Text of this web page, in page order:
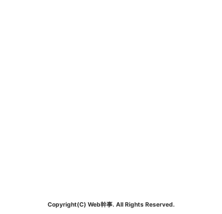
Copyright(C) Web幹事. All Rights Reserved.